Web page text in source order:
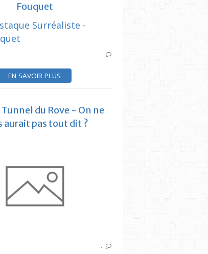
Fouquet
…
EN SAVOIR PLUS
ARTICLES CIQ ESTAQUE
du Rove - On ne
aurait pas tout dit ?
…